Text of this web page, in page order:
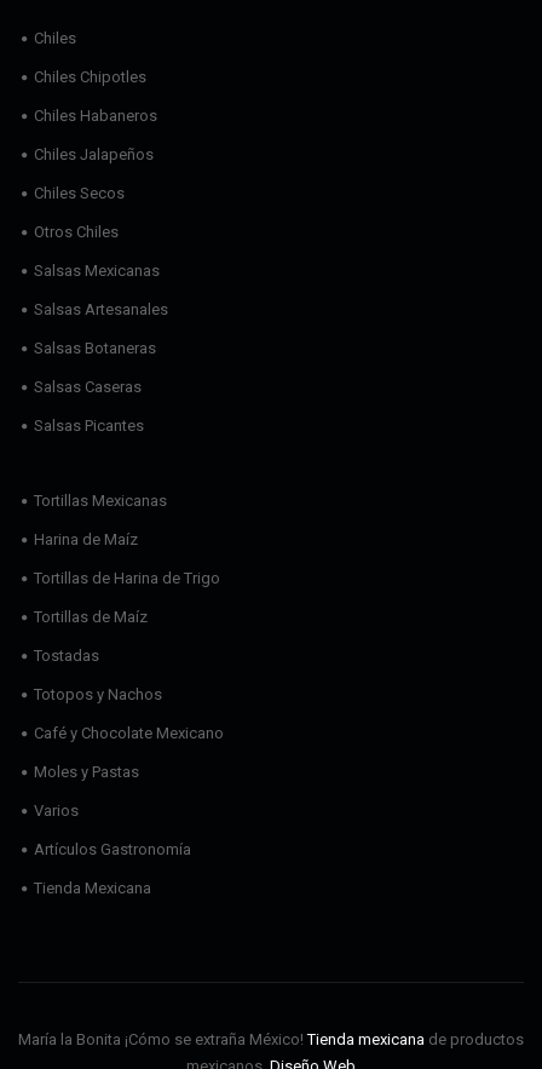
Chiles
Chiles Chipotles
Chiles Habaneros
Chiles Jalapeños
Chiles Secos
Otros Chiles
Salsas Mexicanas
Salsas Artesanales
Salsas Botaneras
Salsas Caseras
Salsas Picantes
Tortillas Mexicanas
Harina de Maíz
Tortillas de Harina de Trigo
Tortillas de Maíz
Tostadas
Totopos y Nachos
Café y Chocolate Mexicano
Moles y Pastas
Varios
Artículos Gastronomía
Tienda Mexicana
María la Bonita ¡Cómo se extraña México!Tienda mexicana de productos